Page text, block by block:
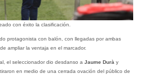
con éxito la clasificación.
protagonista con balón, con llegadas por ambas
ampliar la ventaja en el marcador.
el seleccionador dio desdanso a Jaume Durà y
en medio de una cerrada ovación del público de